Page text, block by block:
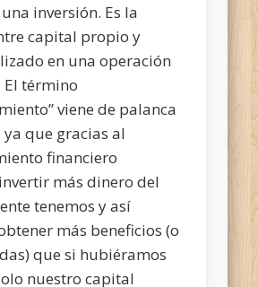
inversión. Es la
capital propio y
en una operación
término
viene de palanca
ya que gracias al
financiero
más dinero del
tenemos y así
más beneficios (o
que si hubiéramos
nuestro capital